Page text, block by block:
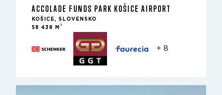
ACCOLADE FUNDS PARK KOŠICE AIRPORT
KOŠICE, SLOVENSKO
58 438 M
2
+ 8